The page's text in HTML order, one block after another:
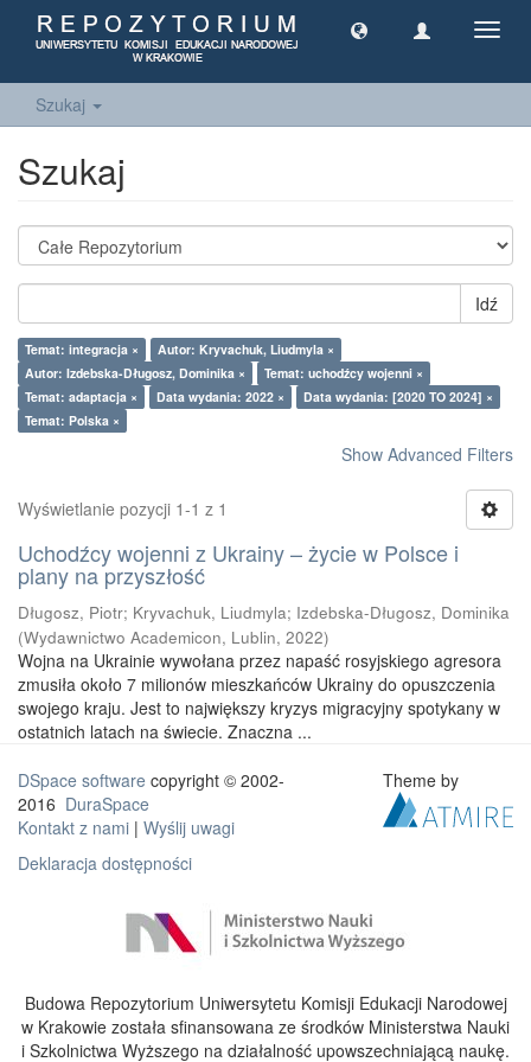
Szukaj
Szukaj
Idź
Temat: integracja ×
Autor: Kryvachuk, Liudmyla ×
Autor: Izdebska-Długosz, Dominika ×
Temat: uchodźcy wojenni ×
Temat: adaptacja ×
Data wydania: 2022 ×
Data wydania: [2020 TO 2024] ×
Temat: Polska ×
Show Advanced Filters
Wyświetlanie pozycji 1-1 z 1
Uchodźcy wojenni z Ukrainy – życie w Polsce i
plany na przyszłość
Długosz, Piotr; Kryvachuk, Liudmyla; Izdebska-Długosz, Dominika
(Wydawnictwo Academicon, Lublin, 2022)
Wojna na Ukrainie wywołana przez napaść rosyjskiego agresora
zmusiła około 7 milionów mieszkańców Ukrainy do opuszczenia
swojego kraju. Jest to największy kryzys migracyjny spotykany w
ostatnich latach na świecie. Znaczna ...
DSpace software copyright © 2002-
2016 DuraSpace
Kontakt z nami | Wyślij uwagi
Deklaracja dostępności
Theme by
Budowa Repozytorium Uniwersytetu Komisji Edukacji Narodowej
w Krakowie została sfinansowana ze środków Ministerstwa Nauki
i Szkolnictwa Wyższego na działalność upowszechniającą naukę.